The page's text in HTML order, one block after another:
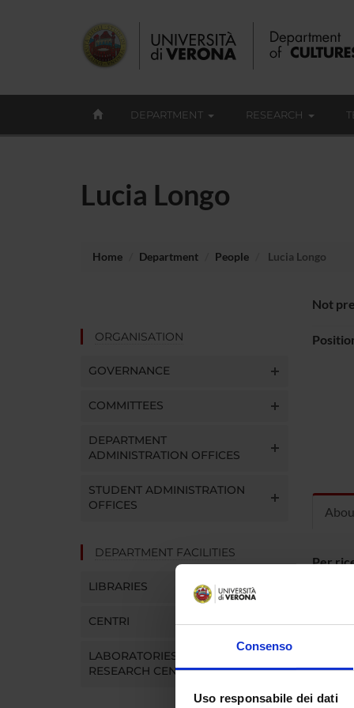
Consenso
Uso responsabile dei dati
DEPARTMENT RESEARCH
Lucia Longo
Home Department People Lucia Longo
ORGANISATION
GOVERNANCE
COMMITTEES
DEPARTMENT
ADMINISTRATION OFFICES
STUDENT ADMINISTRATION
OFFICES
DEPARTMENT FACILITIES
LIBRARIES
CENTRI
LABORATORIES AND
RESEARCH CENTRES
Not
Per